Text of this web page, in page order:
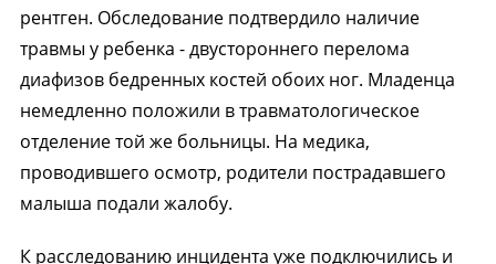
рентген. Обследование подтвердило наличие
травмы у ребенка - двустороннего перелома
диафизов бедренных костей обоих ног. Младенца
немедленно положили в травматологическое
отделение той же больницы. На медика,
проводившего осмотр, родители пострадавшего
малыша подали жалобу.
К расследованию инцидента уже подключились и